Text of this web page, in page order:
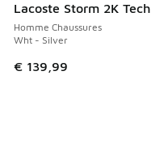
Lacoste Storm 2K Tech
Homme Chaussures
Wht - Silver
€ 139,99